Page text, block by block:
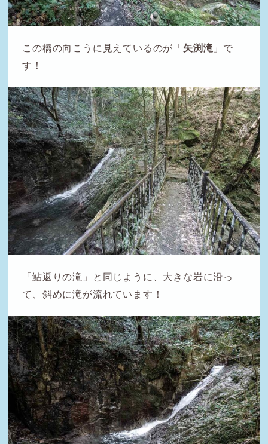
この橋の向こうに見えているのが「 矢渕滝 」で
す！
「鮎返りの滝」と同じように、大きな岩に沿っ
て、斜めに滝が流れています！